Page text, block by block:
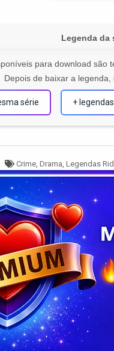
Legenda da
para download são
Depois de baixar a
série +
Tagged
Crime Drama Legendas